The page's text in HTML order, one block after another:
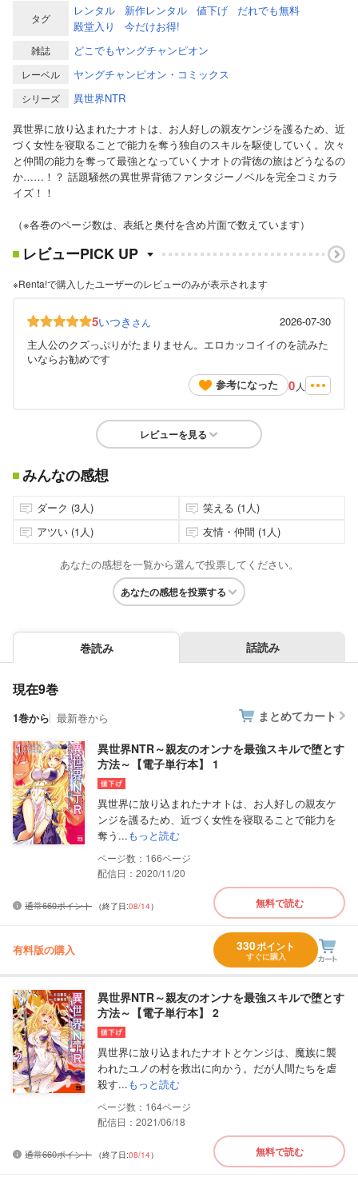
タグ
レンタル 新作レンタル 値下げ
だれでも無料
殿堂入り
今だけお得!
雑誌 どこでもヤングチャンピオン
レーベル ヤングチャンピオン・コミックス
シリーズ
異世界NTR
異世界に放り込まれたナオトは、お人好しの親友ケンジを護るため、近
づく女性を寝取ることで能力を奪う独自のスキルを駆使していく。次々
と仲間の能力を奪って最強となっていくナオトの背徳の旅はどうなるの
か……！？ 話題騒然の異世界背徳ファンタジーノベルを完全コミカラ
イズ！！
（※各巻のページ数は、表紙と奥付を含め片面で数えています）
レビューPICK UP
※Renta!で購入したユーザーのレビューのみが表示されます
5いつき さん
2026-07-30
主人公のクズっぷりがたまりません。エロカッコイイのを読みた
いならお勧めです
参考になった
0 人
レビューを見る
みんなの感想
ダーク (3人)
笑える (1人)
アツい (1人)
友情・仲間 (1人)
あなたの感想を一覧から選んで投票してください。
あなたの感想を投票する
巻読み 話読み
現在9巻
1巻から 最新巻から まとめてカート
異世界NTR～親友のオンナを最強スキルで堕とす
方法～【電子単行本】 1
異世界に放り込まれたナオトは、お人好しの親友ケ
ンジを護るため、近づく女性を寝取ることで能力を
奪う...もっと読む
166
配信日：2020/11/20
通常660ポイント （終了日:08/14） 無料で読む
有料版の購入 330ポイント
すぐに購入
異世界NTR～親友のオンナを最強スキルで堕とす
方法～【電子単行本】 2
異世界に放り込まれたナオトとケンジは、魔族に襲
われたユノの村を救出に向かう。だが人間たちを虐
殺す...もっと読む
164
配信日：2021/06/18
通常660ポイント （終了日:08/14） 無料で読む